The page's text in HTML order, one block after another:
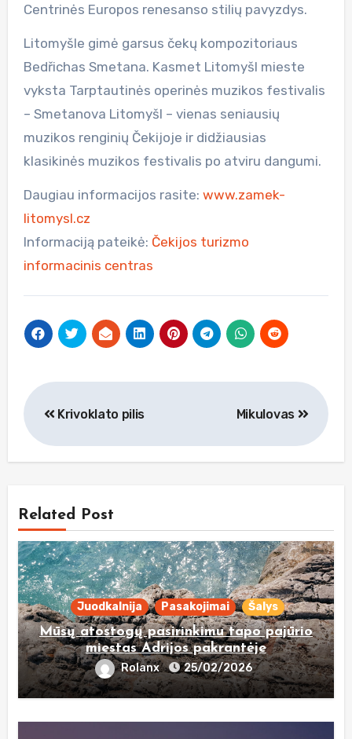
Centrinės Europos renesanso stilių pavyzdys.
Litomyšle gimė garsus čekų kompozitoriaus
Bedřichas Smetana. Kasmet Litomyšl mieste
vyksta Tarptautinės operinės muzikos festivalis
– Smetanova Litomyšl – vienas seniausių
muzikos renginių Čekijoje ir didžiausias
klasikinės muzikos festivalis po atviru dangumi.
Daugiau informacijos rasite: www.zamek-
litomysl.cz
Informaciją pateikė: Čekijos turizmo
informacinis centras
Navigacija
tarp
įrašų
Krivoklato pilis Mikulovas
Related Post
Juodkalnija Pasakojimai Šalys
Mūsų atostogų pasirinkimu tapo pajūrio
miestas Adrijos pakrantėje
Rolanx 25/02/2026